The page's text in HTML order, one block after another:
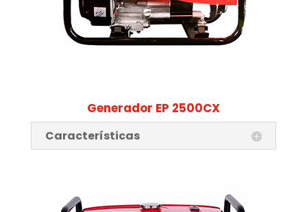
Generador EP 2500CX
Características